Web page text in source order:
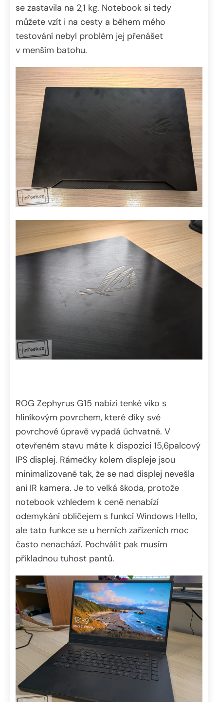
se zastavila na 2,1 kg. Notebook si tedy
můžete vzít i na cesty a během mého
testování nebyl problém jej přenášet
v menším batohu.
ROG Zephyrus G15 nabízí tenké víko s
hliníkovým povrchem, které díky své
povrchové úpravě vypadá úchvatně. V
otevřeném stavu máte k dispozici 15,6palcový
IPS displej. Rámečky kolem displeje jsou
minimalizované tak, že se nad displej nevešla
ani IR kamera. Je to velká škoda, protože
notebook vzhledem k ceně nenabízí
odemykání obličejem s funkcí Windows Hello,
ale tato funkce se u herních zařízeních moc
často nenachází. Pochválit pak musím
příkladnou tuhost pantů.